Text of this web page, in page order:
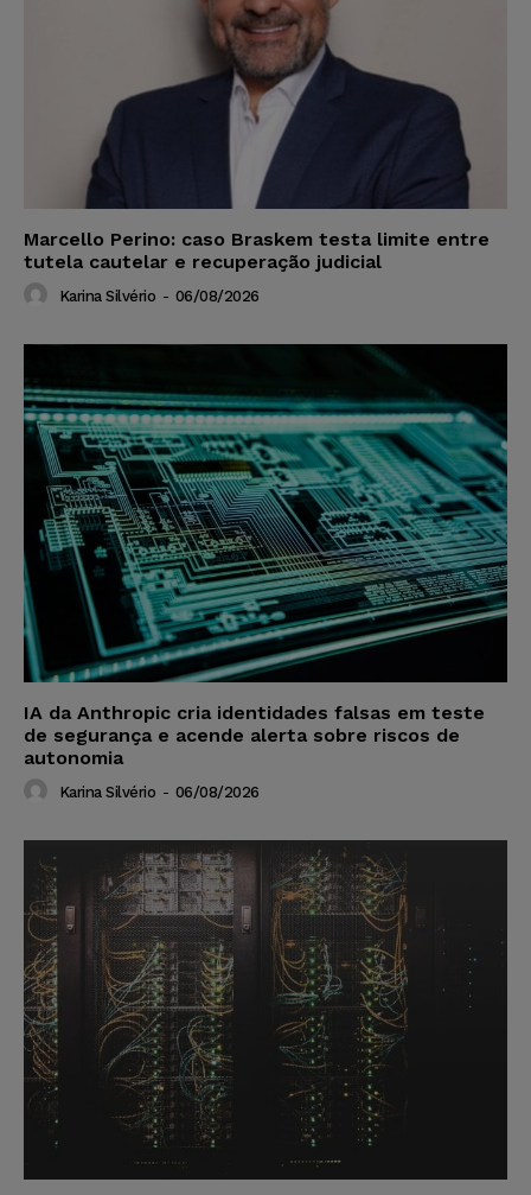
Marcello Perino: caso Braskem testa limite entre
tutela cautelar e recuperação judicial
Karina Silvério - 06/08/2026
IA da Anthropic cria identidades falsas em teste
de segurança e acende alerta sobre riscos de
autonomia
Karina Silvério - 06/08/2026